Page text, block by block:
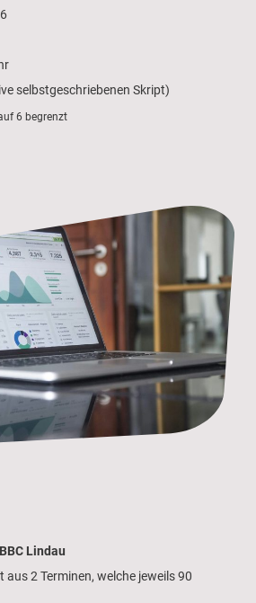
selbstgeschriebenen Skript)
6 begrenzt
Lindau
aus 2 Terminen, welche jeweils 90